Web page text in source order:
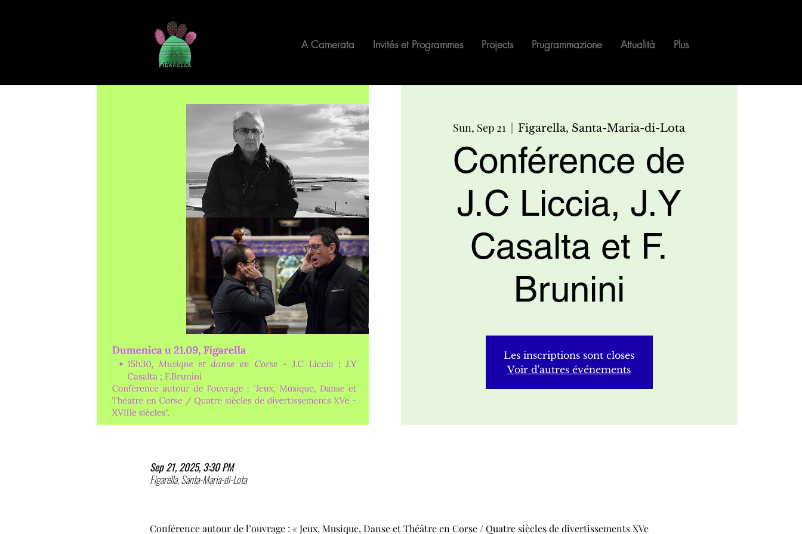
A Camerata Invités et Programmes Projects Prugrammazione Attualità Plus
Sun, Sep 21
  |
Figarella, Santa-Maria-di-Lota
Conférence de
J.C Liccia, J.Y
Casalta et F.
Brunini
Les inscriptions sont closes
Voir d'autres événements
Sep 21, 2025, 3:30 PM
Figarella, Santa-Maria-di-Lota
Conférence autour de l’ouvrage : « Jeux, Musique, Danse et Théâtre en Corse / Quatre siècles de divertissements XVe